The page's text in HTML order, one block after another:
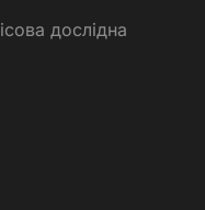
дослідна